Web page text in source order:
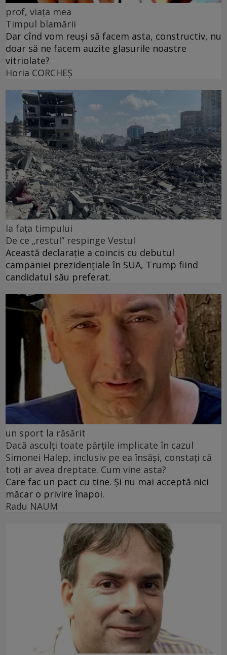
prof, viața mea
Timpul blamării
Dar cînd vom reuși să facem asta, constructiv, nu
doar să ne facem auzite glasurile noastre
vitriolate?
Horia CORCHEŞ
la fața timpului
De ce „restul” respinge Vestul
Această declarație a coincis cu debutul
campaniei prezidențiale în SUA, Trump fiind
candidatul său preferat.
un sport la răsărit
Dacă asculți toate părțile implicate în cazul
Simonei Halep, inclusiv pe ea însăși, constați că
toți ar avea dreptate. Cum vine asta?
Care fac un pact cu tine. Și nu mai acceptă nici
măcar o privire înapoi.
Radu NAUM